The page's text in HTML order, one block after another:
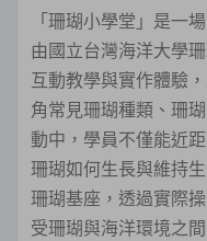
「珊瑚小學堂」是一
由國立台灣海洋大學
互動教學與實作體驗
角常見珊瑚種類、珊
動中，學員不僅能近
珊瑚如何生長與維持
珊瑚基座，透過實際
受珊瑚與海洋環境之